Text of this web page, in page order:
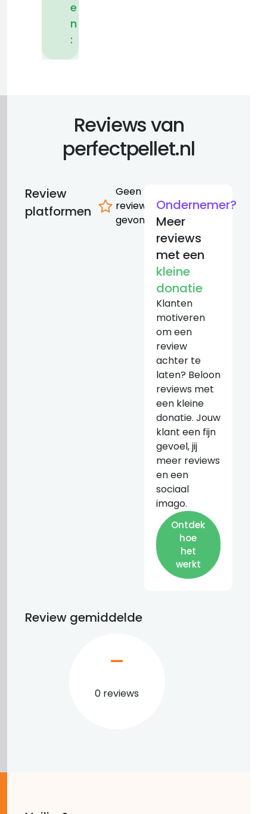
e
n
:
Reviews van
perfectpellet.nl
Review
platformen
Geen
reviews
gevonden
Ondernemer?
Meer
reviews
met een
kleine
donatie
Klanten
motiveren
om een
review
achter te
laten? Beloon
reviews met
een kleine
donatie. Jouw
klant een fijn
gevoel, jij
meer reviews
en een
sociaal
imago.
Ontdek
hoe
het
werkt
Review gemiddelde
0 reviews
–